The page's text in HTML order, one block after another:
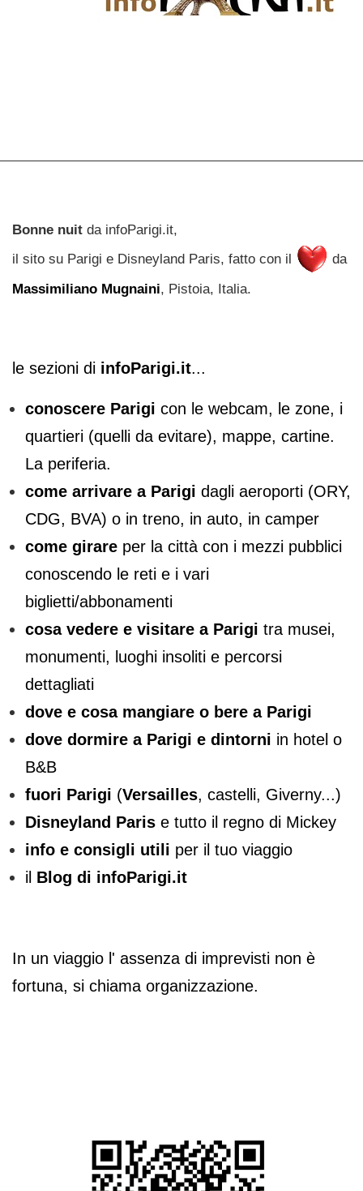
Bonne nuit da infoParigi.it,
il sito su Parigi e Disneyland Paris, fatto con il
da
Massimiliano Mugnaini, Pistoia, Italia.
le sezioni di infoParigi.it...
conoscere Parigi con le webcam, le zone, i
quartieri (quelli da evitare), mappe, cartine.
La periferia.
come arrivare a Parigi dagli aeroporti (ORY,
CDG, BVA) o in treno, in auto, in camper
come girare per la città con i mezzi pubblici
conoscendo le reti e i vari
biglietti/abbonamenti
cosa vedere e visitare a Parigi tra musei,
monumenti, luoghi insoliti e percorsi
dettagliati
dove e cosa mangiare o bere a Parigi
dove dormire a Parigi e dintorni in hotel o
B&B
fuori Parigi (Versailles, castelli, Giverny...)
Disneyland Paris e tutto il regno di Mickey
info e consigli utili per il tuo viaggio
il Blog di infoParigi.it
In un viaggio l' assenza di imprevisti non è
fortuna, si chiama organizzazione.